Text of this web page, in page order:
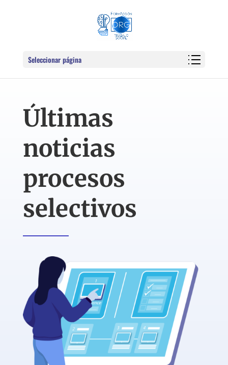
Seleccionar página
Últimas
noticias
procesos
selectivos